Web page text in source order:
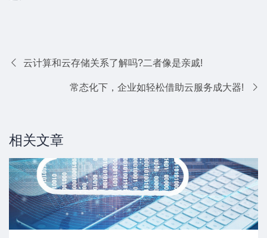
云计算和云存储关系了解吗?二者像是亲戚!
常态化下，企业如轻松借助云服务成大器!
相关文章